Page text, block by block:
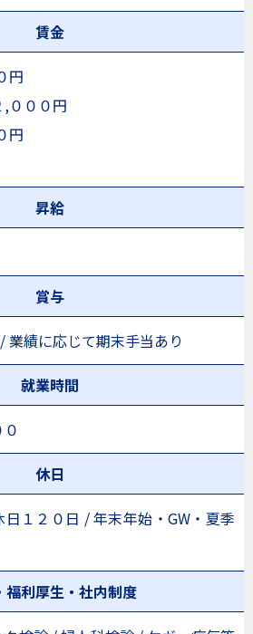
賃金
円
０００円
円
昇給
賞与
績に応じて期末手当あり
就業時間
休日
１２０日 / 年末年始・GW・夏季
福利厚生・社内制度